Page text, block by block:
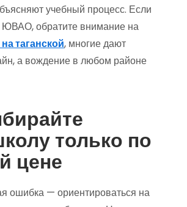
учебный процесс. Если
обратите внимание на
таганской, многие дают
а вождение в любом районе
только по
цене
ошибка — ориентироваться на